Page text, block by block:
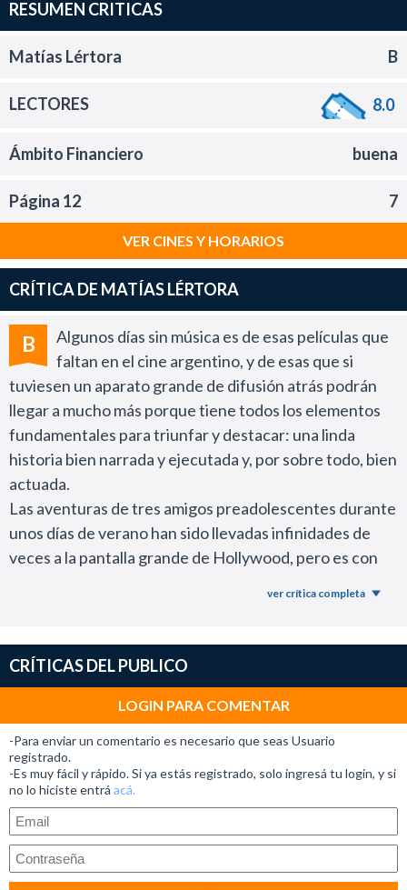
RESUMEN CRITICAS
Matías Lértora B
LECTORES 8.0
Ámbito Financiero buena
Página 12 7
VER CINES Y HORARIOS
CRÍTICA DE MATÍAS LÉRTORA
B
Algunos días sin música es de esas películas que
faltan en el cine argentino, y de esas que si
tuviesen un aparato grande de difusión atrás podrán
llegar a mucho más porque tiene todos los elementos
fundamentales para triunfar y destacar: una linda
historia bien narrada y ejecutada y, por sobre todo, bien
actuada.
Las aventuras de tres amigos preadolescentes durante
unos días de verano han sido llevadas infinidades de
veces a la pantalla grande de Hollywood, pero es con
puede ser muy bueno y profundo.
través de lo que viven estos tres amigos que desean al
mismo tiempo que se muera una maestra (y que
sucede) está muy bien lograda y actuada por el trío
compuesto por Jerónimo Escoriaza, Emilio Lacerna, y
Tomás Exequiel Araya. Al principio puede hacer un
poco de ruido, pero una vez que el espectador entra en
sintonía con los códigos de los chicos la película fluye.
Un gran acierto del guionista y director Matías Rojo es
ver crítica completa
CRÍTICAS DEL PUBLICO
LOGIN PARA COMENTAR
-Para enviar un comentario es necesario que seas Usuario
registrado.
-Es muy fácil y rápido. Si ya estás registrado, solo ingresá tu login, y si
no lo hiciste entrá acá.